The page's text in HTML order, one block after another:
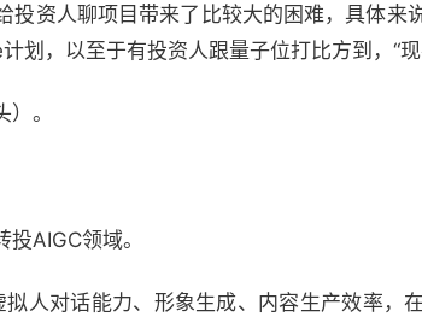
投资人聊项目带来了比较大的困难，具体来
划，以至于有投资人跟量子位打比方到，“
。
AIGC领域。
人对话能力、形象生成、内容生产效率，